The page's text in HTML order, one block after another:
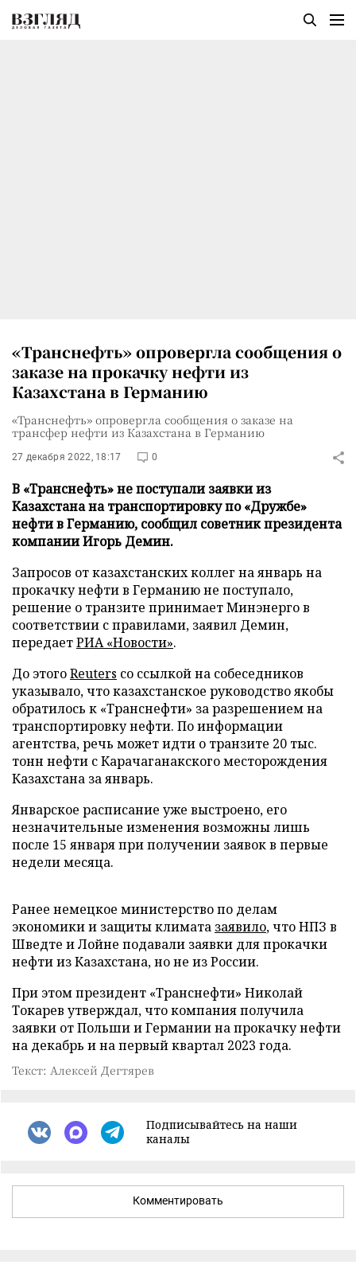
«Транснефть» опровергла сообщения о
заказе на прокачку нефти из
Казахстана в Германию
«Транснефть» опровергла сообщения о заказе на
трансфер нефти из Казахстана в Германию
27 декабря 2022, 18:17 0
В «Транснефть» не поступали заявки из
Казахстана на транспортировку по «Дружбе»
нефти в Германию, сообщил советник президента
компании Игорь Демин.
Запросов от казахстанских коллег на январь на
прокачку нефти в Германию не поступало,
решение о транзите принимает Минэнерго в
соответствии с правилами, заявил Демин,
передаетРИА «Новости».
До этогоReuters со ссылкой на собеседников
указывало, что казахстанское руководство якобы
обратилось к «Транснефти» за разрешением на
транспортировку нефти. По информации
агентства, речь может идти о транзите 20 тыс.
тонн нефти с Карачаганакского месторождения
Казахстана за январь.
Январское расписание уже выстроено, его
незначительные изменения возможны лишь
после 15 января при получении заявок в первые
недели месяца.
Ранее немецкое министерство по делам
экономики и защиты климата заявило, что НПЗ в
Шведте и Лойне подавали заявки для прокачки
нефти из Казахстана, но не из России.
При этом президент «Транснефти» Николай
Токарев утверждал, что компания получила
заявки от Польши и Германии на прокачку нефти
на декабрь и на первый квартал 2023 года.
Текст: Алексей Дегтярев
Подписывайтесь на наши
каналы
Комментировать